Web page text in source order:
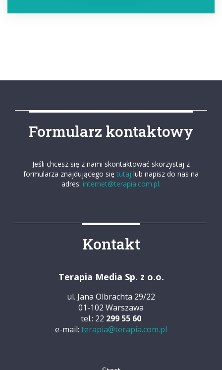
Formularz kontaktowy
Jeśli chcesz się z nami skontaktować skorzystaj z
formularza znajdującego się tutaj lub napisz do nas na
adres: internet@terapia.com.pl.
Kontakt
Terapia Media Sp. z o.o.
ul. Jana Olbrachta 29/22
01-102 Warszawa
tel.: 22 299 55 60
e-mail: terapia@terapia.com.pl